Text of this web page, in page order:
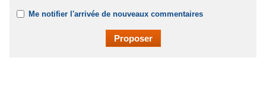
Me notifier l'arrivée de nouveaux commentaires